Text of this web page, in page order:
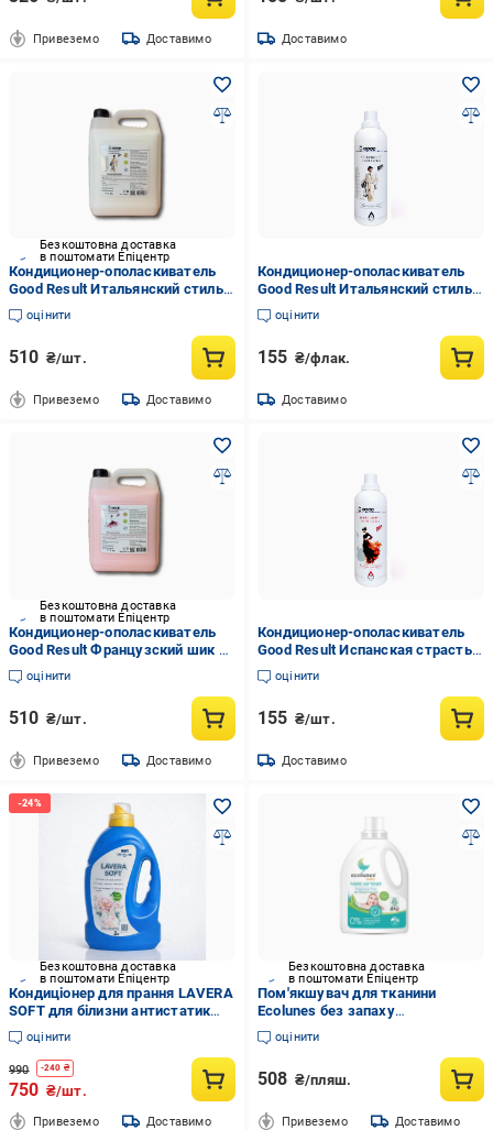
Привеземо Доставимо Доставимо
Безкоштовна доставка
в поштомати Епіцентр
Кондиционер-ополаскиватель
Good Result Итальянский стиль 5
кг (GW1052050)
оцінити
510 ₴/шт.
Привеземо Доставимо
Кондиционер-ополаскиватель
Good Result Итальянский стиль
1,1 кг (GW1052011)
оцінити
155 ₴/флак.
Доставимо
Безкоштовна доставка
в поштомати Епіцентр
Кондиционер-ополаскиватель
Good Result Французский шик 5
кг (GW1050050)
оцінити
510 ₴/шт.
Привеземо Доставимо
Кондиционер-ополаскиватель
Good Result Испанская страсть
1,1 кг (GW1051011)
оцінити
155 ₴/шт.
Доставимо
Безкоштовна доставка
в поштомати Епіцентр
Кондиціонер для прання LAVERA
SOFT для білизни антистатик
пом’якшувач тканин
гіпоалергенний 2 л
оцінити
990 -240 ₴
750 ₴/шт.
Привеземо Доставимо
Безкоштовна доставка
в поштомати Епіцентр
Пом'якшувач для тканини
Ecolunes без запаху
гіпоалергенний органічний для
дитячого одягу 1000 мл
оцінити
508 ₴/пляш.
Привеземо Доставимо